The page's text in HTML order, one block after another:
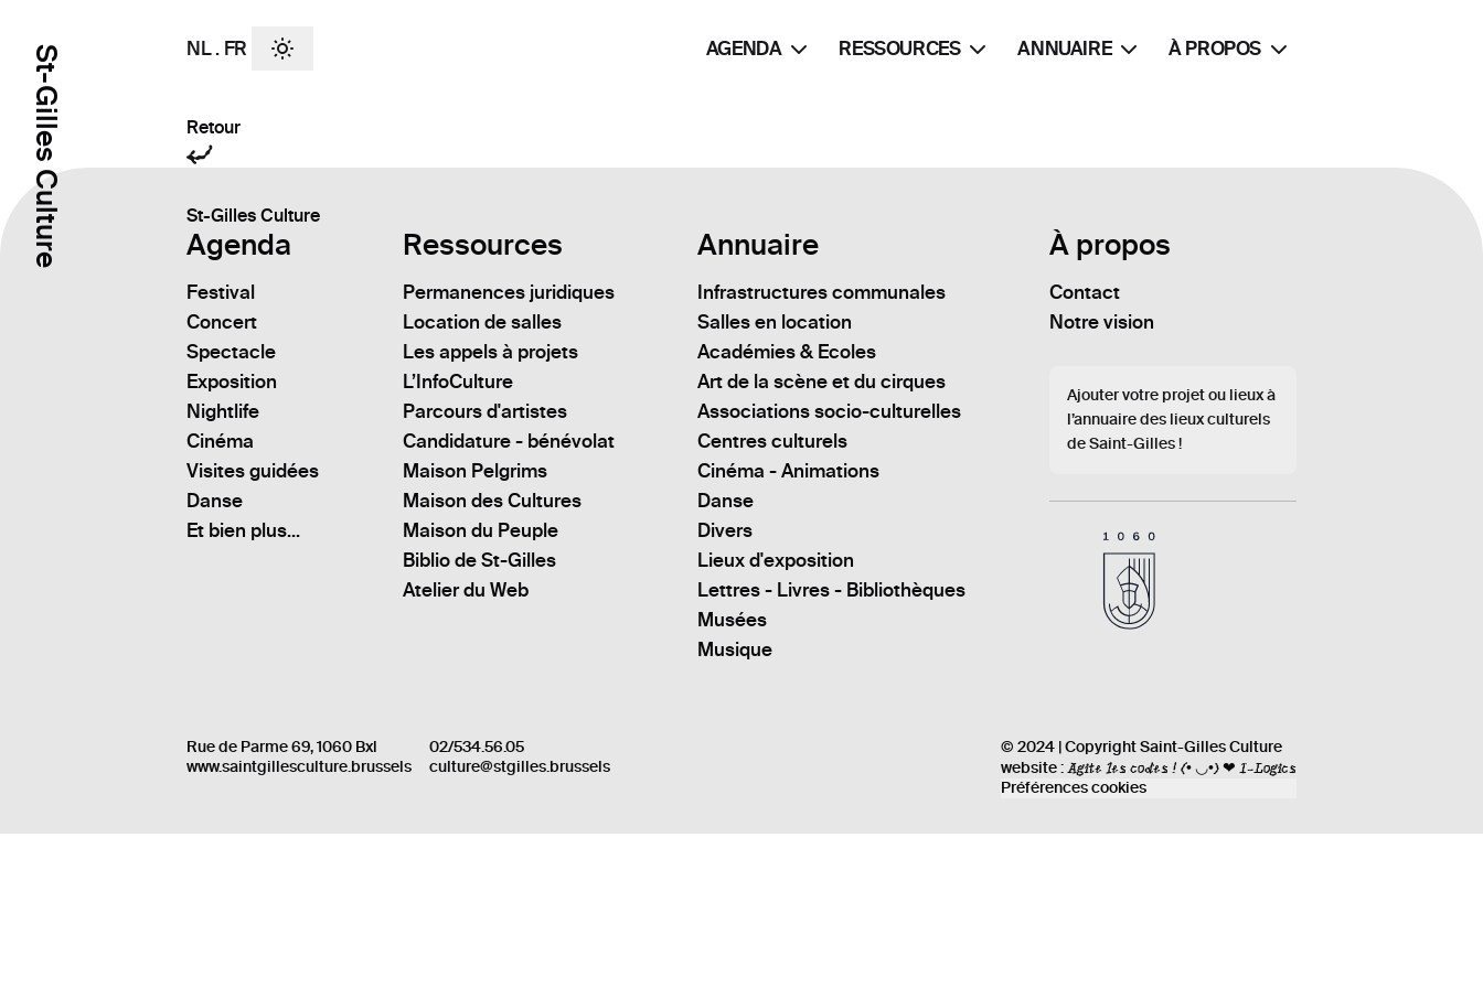
St-Gilles Culture NL . FR AGENDA RESSOURCES ANNUAIRE À PROPOS
Retour
St-Gilles Culture
Agenda
Festival
Concert
Spectacle
Exposition
Nightlife
Cinéma
Visites guidées
Danse
Et bien plus...
Ressources
Permanences juridiques
Location de salles
Les appels à projets
L’InfoCulture
Parcours d'artistes
Candidature - bénévolat
Maison Pelgrims
Maison des Cultures
Maison du Peuple
Biblio de St-Gilles
Atelier du Web
Annuaire
Infrastructures communales
Salles en location
Académies & Ecoles
Art de la scène et du cirques
Associations socio-culturelles
Centres culturels
Cinéma - Animations
Danse
Divers
Lieux d'exposition
Lettres - Livres - Bibliothèques
Musées
Musique
À propos
Contact
Notre vision
Ajouter votre projet ou lieux à
l’annuaire des lieux culturels
de Saint-Gilles !
Rue de Parme 69, 1060 Bxl
www.saintgillesculture.brussels
02/534.56.05
culture@stgilles.brussels
© 2024 | Copyright Saint-Gilles Culture
website :Agite les codes ! (• ◡•) ❤ I-Logics
Préférences cookies